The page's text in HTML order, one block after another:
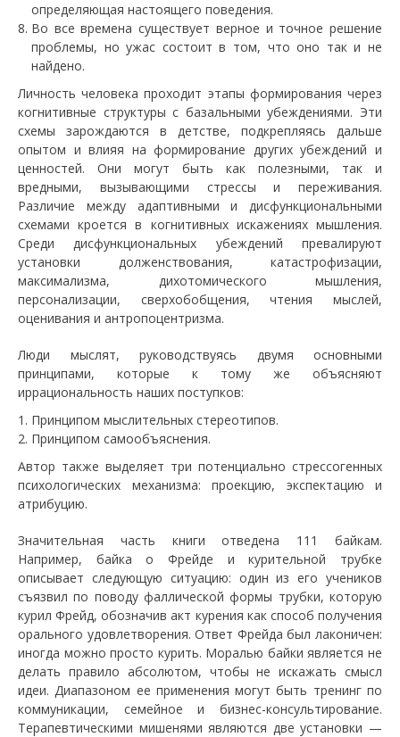
определяющая настоящего поведения.
Во все времена существует верное и точное решение
проблемы, но ужас состоит в том, что оно так и не
найдено.
Личность человека проходит этапы формирования через
когнитивные структуры с базальными убеждениями. Эти
схемы зарождаются в детстве, подкрепляясь дальше
опытом и влияя на формирование других убеждений и
ценностей. Они могут быть как полезными, так и
вредными, вызывающими стрессы и переживания.
Различие между адаптивными и дисфункциональными
схемами кроется в когнитивных искажениях мышления.
Среди дисфункциональных убеждений превалируют
установки долженствования, катастрофизации,
максимализма, дихотомического мышления,
персонализации, сверхобобщения, чтения мыслей,
оценивания и антропоцентризма.
Люди мыслят, руководствуясь двумя основными
принципами, которые к тому же объясняют
иррациональность наших поступков:
Принципом мыслительных стереотипов.
Принципом самообъяснения.
Автор также выделяет три потенциально стрессогенных
психологических механизма: проекцию, экспектацию и
атрибуцию.
Значительная часть книги отведена 111 байкам.
Например, байка о Фрейде и курительной трубке
описывает следующую ситуацию: один из его учеников
съязвил по поводу фаллической формы трубки, которую
курил Фрейд, обозначив акт курения как способ получения
орального удовлетворения. Ответ Фрейда был лаконичен:
иногда можно просто курить. Моралью байки является не
делать правило абсолютом, чтобы не искажать смысл
идеи. Диапазоном ее применения могут быть тренинг по
коммуникации, семейное и бизнес-консультирование.
Терапевтическими мишенями являются две установки —